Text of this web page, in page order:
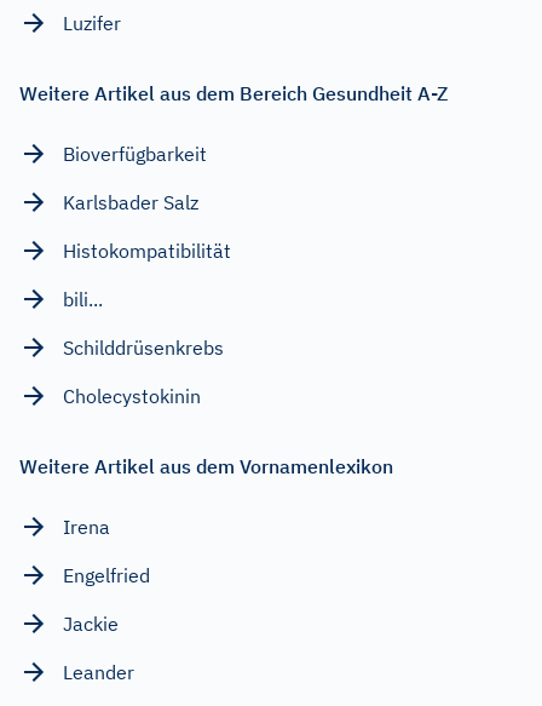
Luzifer
Weitere Artikel aus dem Bereich Gesundheit A-Z
Bioverfügbarkeit
Karlsbader Salz
Histokompatibilität
bili...
Schilddrüsenkrebs
Cholecystokinin
Weitere Artikel aus dem Vornamenlexikon
Irena
Engelfried
Jackie
Leander